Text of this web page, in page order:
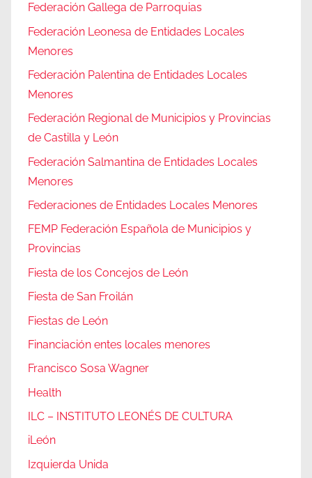
Federación Gallega de Parroquias
Federación Leonesa de Entidades Locales
Menores
Federación Palentina de Entidades Locales
Menores
Federación Regional de Municipios y Provincias
de Castilla y León
Federación Salmantina de Entidades Locales
Menores
Federaciones de Entidades Locales Menores
FEMP Federación Española de Municipios y
Provincias
Fiesta de los Concejos de León
Fiesta de San Froilán
Fiestas de León
Financiación entes locales menores
Francisco Sosa Wagner
Health
ILC – INSTITUTO LEONÉS DE CULTURA
iLeón
Izquierda Unida